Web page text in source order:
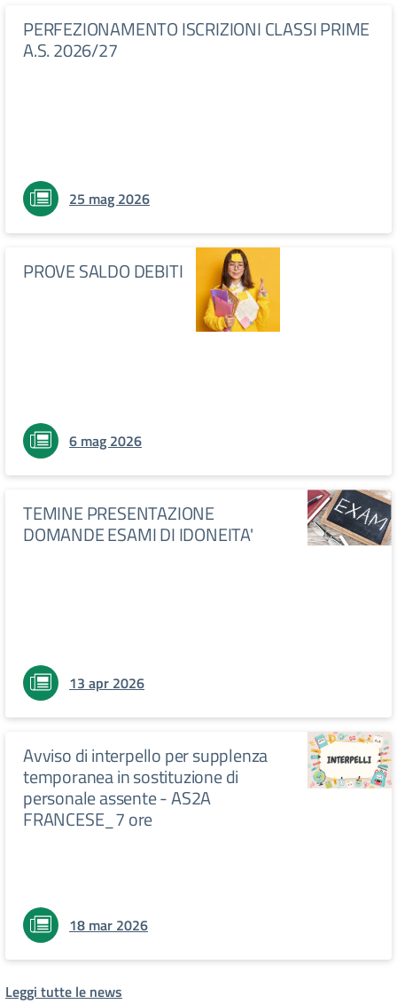
PERFEZIONAMENTO ISCRIZIONI CLASSI PRIME
A.S. 2026/27
25 mag 2026
PROVE SALDO DEBITI
6 mag 2026
TEMINE PRESENTAZIONE
DOMANDE ESAMI DI IDONEITA'
13 apr 2026
Avviso di interpello per supplenza
temporanea in sostituzione di
personale assente - AS2A
FRANCESE_7 ore
18 mar 2026
Leggi tutte le news